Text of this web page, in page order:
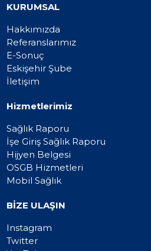
KURUMSAL
Hakkımızda
Referanslarımız
E-Sonuç
Eskişehir Şube
İletişim
Hizmetlerimiz
Sağlık Raporu
İşe Giriş Sağlık Raporu
Hijyen Belgesi
OSGB Hizmetleri
Mobil Sağlık
BİZE ULAŞIN
Instagram
Twitter